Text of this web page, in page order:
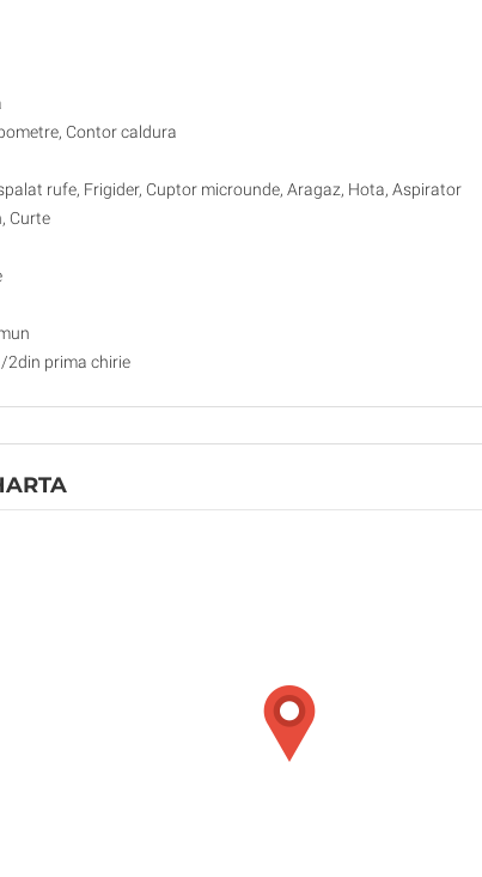
Contor caldura
rufe, Frigider, Cuptor microunde, Aragaz, Hota, Aspirator
Curte
2din prima chirie